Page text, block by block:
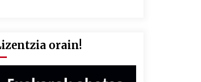
orain!